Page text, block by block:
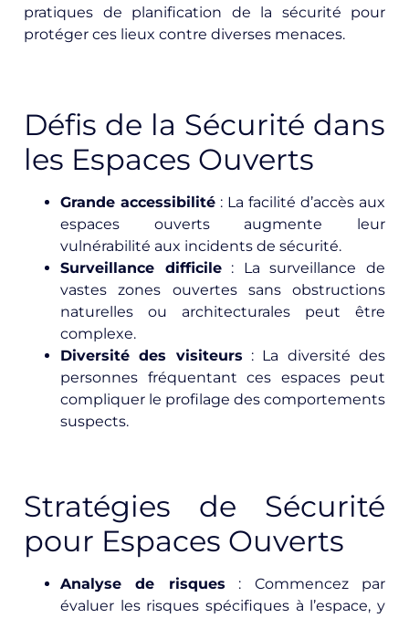
pratiques de planification de la sécurité pour
protéger ces lieux contre diverses menaces.
Défis de la Sécurité dans
les Espaces Ouverts
Grande accessibilité : La facilité d’accès aux
espaces ouverts augmente leur
vulnérabilité aux incidents de sécurité.
Surveillance difficile: La surveillance de
vastes zones ouvertes sans obstructions
naturelles ou architecturales peut être
complexe.
Diversité des visiteurs : La diversité des
personnes fréquentant ces espaces peut
compliquer le profilage des comportements
suspects.
Stratégies de Sécurité
pour Espaces Ouverts
Analyse de risques : Commencez par
évaluer les risques spécifiques à l’espace, y